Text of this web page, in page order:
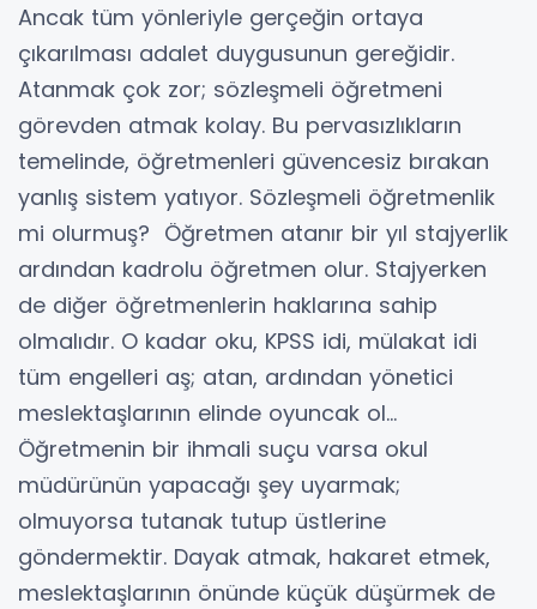
Ancak tüm yönleriyle gerçeğin ortaya
çıkarılması adalet duygusunun gereğidir.
Atanmak çok zor; sözleşmeli öğretmeni
görevden atmak kolay. Bu pervasızlıkların
temelinde, öğretmenleri güvencesiz bırakan
yanlış sistem yatıyor. Sözleşmeli öğretmenlik
mi olurmuş? Öğretmen atanır bir yıl stajyerlik
ardından kadrolu öğretmen olur. Stajyerken
de diğer öğretmenlerin haklarına sahip
olmalıdır. O kadar oku, KPSS idi, mülakat idi
tüm engelleri aş; atan, ardından yönetici
meslektaşlarının elinde oyuncak ol…
Öğretmenin bir ihmali suçu varsa okul
müdürünün yapacağı şey uyarmak;
olmuyorsa tutanak tutup üstlerine
göndermektir. Dayak atmak, hakaret etmek,
meslektaşlarının önünde küçük düşürmek de